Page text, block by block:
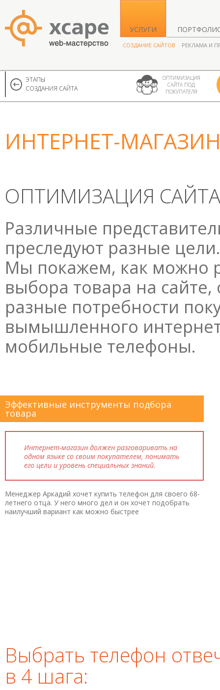
УСЛУГИ
СОЗДАНИЕ САЙТОВ РЕКЛАМА И
ОПТИМИЗАЦИЯ
САЙТА ПОД
ПОКУПАТЕЛЯ
ЭТАПЫ
СОЗДАНИЯ САЙТА
ИНТЕРНЕТ-
ОПТИМИЗАЦИЯ
Различные
преследуют разные цели.
Мы покажем, как можно
выбора товара на
разные потребности
вымышленного
мобильные телефоны.
Эффективные инструменты подбора
товара
Интернет-магазин должен разговаривать на
одном языке со своим покупателем, понимать
его цели и уровень специальных знаний.
Менеджер Аркадий хочет купить телефон для своего 68-
летнего отца. У него много дел и он хочет подобрать
наилучший вариант как можно быстрее
Выбрать телефон
в 4 шага: